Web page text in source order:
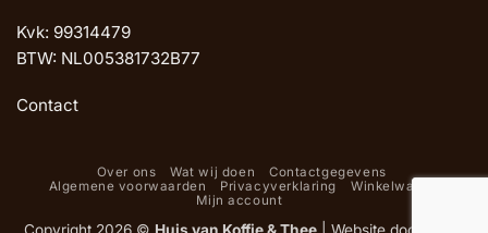
Kvk: 99314479
BTW: NL005381732B77
Contact
Over ons Wat wij doen
Contactgegevens
Algemene voorwaarden
Privacyverklaring
Winkelwagen
Mijn account